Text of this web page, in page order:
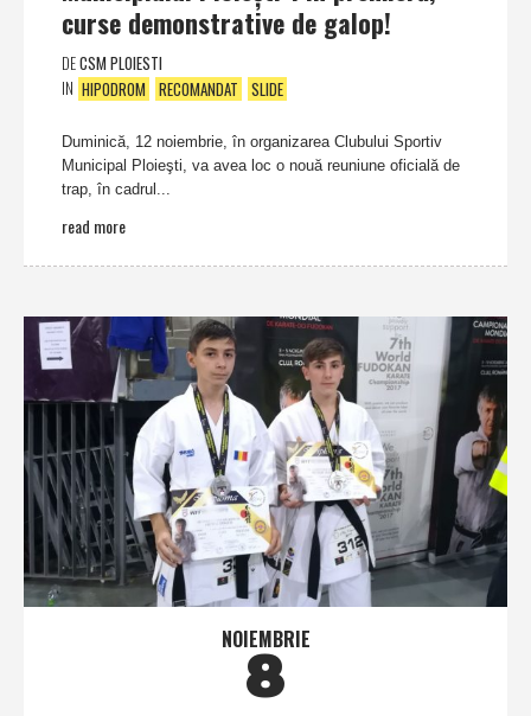
curse demonstrative de galop!
DECSM PLOIESTI
IN HIPODROM RECOMANDAT SLIDE
Duminică, 12 noiembrie, în organizarea Clubului Sportiv
Municipal Ploieşti, va avea loc o nouă reuniune oficială de
trap, în cadrul...
read more
NOIEMBRIE
8